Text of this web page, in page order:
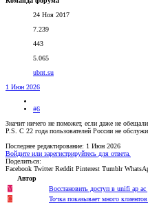
24 Ноя 2017
7.239
443
5.065
ubnt.su
1 Июн 2026
#6
Значит ничего не поможет, если даже не
P.S. С 22 года пользователей России не
Последнее редактирование: 1 Июн 2026
Войдите или зарегистрируйтесь для ответа.
Поделиться:
Facebook Twitter Reddit Pinterest Tumblr
Автор
V
Восстановить доступ в unifi ap ac
C
Точка показывает много